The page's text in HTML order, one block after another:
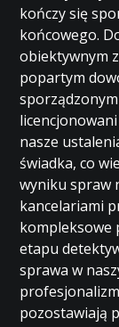
kończy się
końcowego.
obiektywnym
popartym
nasze
świadka, co
wyniku spraw
kancelariami
kompleksowe
etapu
sprawa w
pozostawiają